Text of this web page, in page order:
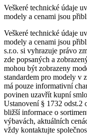
Veškeré technické údaje
modely a cenami jsou
Veškeré technické údaje
modely a cenami jsou
s.r.o. si vyhrazuje právo
zde popsaných a
mohou být zobrazeny
standardem pro modely v
má pouze informativní
povinen uzavřít kupní
Ustanovení § 1732 odst.2
bližší informace o
výbavách, aktuálních
vždy kontaktujte